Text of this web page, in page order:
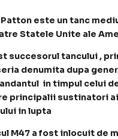
Patton este un tanc
Statele Unite ale
succesorul tancului ,
denumita dupa
in timpul celui
principalii sustinatori
in lupta
M47 a fost inlocuit de